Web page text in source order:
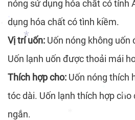
*
nóng sử dụng hóa chất có tính
dụng hóa chất có tình kiềm.
Vị trí uốn: Uốn nóng không uốn
Uốn lạnh uốn được thoải mái
Thích hợp cho: Uốn nóng thích
tóc dài. Uốn lạnh thích hợp
ngắn.